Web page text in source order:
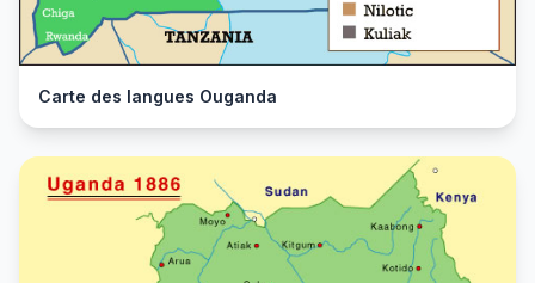
Carte des langues Ouganda